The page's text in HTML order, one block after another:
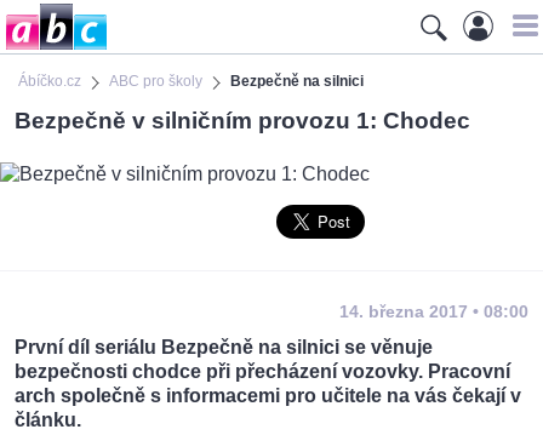
Ábíčko.cz ABC pro školy Bezpečně na silnici
Bezpečně v silničním provozu 1: Chodec
14. března 2017 • 08:00
První díl seriálu Bezpečně na silnici se věnuje
bezpečnosti chodce při přecházení vozovky. Pracovní
arch společně s informacemi pro učitele na vás čekají v
článku.